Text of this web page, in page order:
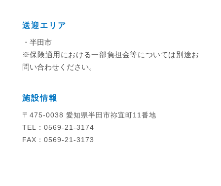
送迎エリア
・半田市
※保険適用における一部負担金等については別途お
問い合わせください。
施設情報
〒475-0038 愛知県半田市祢宜町11番地
TEL：0569-21-3174
FAX：0569-21-3173